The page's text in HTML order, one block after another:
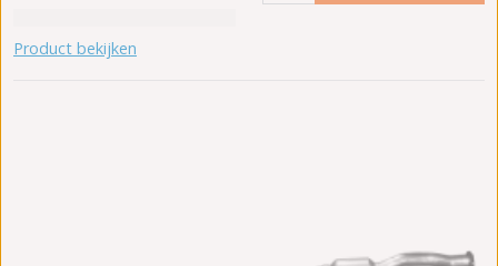
Product bekijken